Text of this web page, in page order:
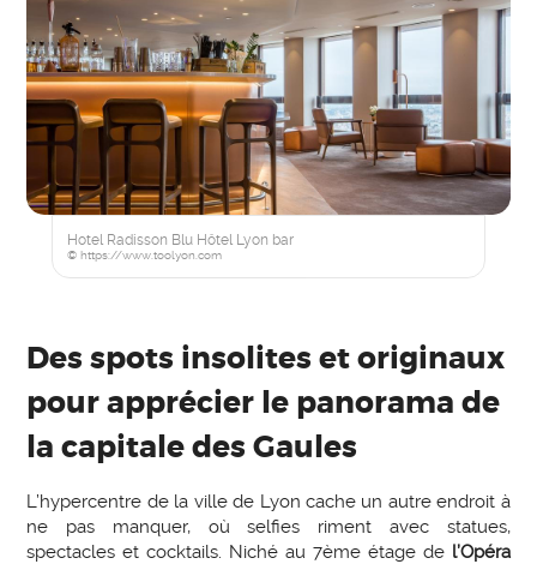
Hotel Radisson Blu Hôtel Lyon bar
© https://www.toolyon.com
Des spots insolites et originaux
pour apprécier le panorama de
la capitale des Gaules
L’hypercentre de la ville de Lyon cache un autre endroit à
ne pas manquer, où selfies riment avec statues,
spectacles et cocktails. Niché au 7ème étage de l’Opéra